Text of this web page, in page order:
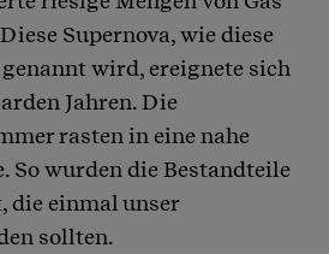
Supernova, wie diese
wird, ereignete sich
Jahren. Die
rasten in eine nahe
So wurden die Bestandteile
die einmal unser
sollten.